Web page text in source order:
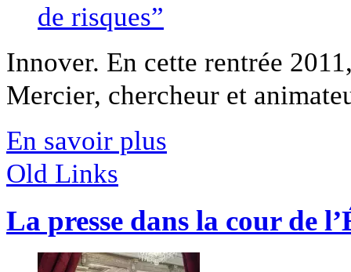
Innover. En cette rentrée
Mercier, chercheur et
En savoir plus
Old Links
La presse dans la cour de